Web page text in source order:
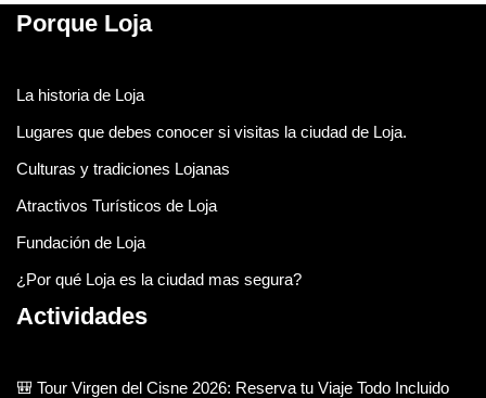
Porque Loja
La historia de Loja
Lugares que debes conocer si visitas la ciudad de Loja.
Culturas y tradiciones Lojanas
Atractivos Turísticos de Loja
Fundación de Loja
¿Por qué Loja es la ciudad mas segura?
Actividades
🎒 Tour Virgen del Cisne 2026: Reserva tu Viaje Todo Incluido